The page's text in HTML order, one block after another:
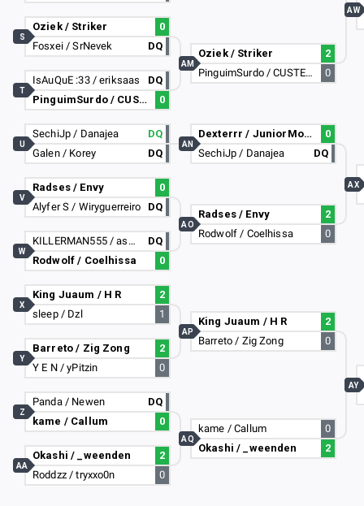
Oziek / Striker
0
Fosxei / SrNevek
DQ
S
IsAuQuE :33 / eriksaas
DQ
PinguimSurdo / CUSTELA
0
T
SechiJp / Danajea
DQ
Galen / Korey
DQ
U
Radses / Envy
0
Alyfer S / Wiryguerreiro
DQ
V
KILLERMAN555 / assassinscrack50
DQ
Rodwolf / Coelhissa
0
W
King Juaum / H R
2
sleep / Dzl
1
X
Barreto / Zig Zong
2
Y E N / yPitzin
0
Y
Panda / Newen
DQ
kame / Callum
0
Z
Okashi / _weenden
2
Roddzz / tryxxo0n
0
AA
Oziek / Striker
2
PinguimSurdo / CUSTELA
0
AM
Dexterrr / JuniorMoraes13
0
SechiJp / Danajea
DQ
AN
Radses / Envy
2
Rodwolf / Coelhissa
0
AO
King Juaum / H R
2
Barreto / Zig Zong
0
AP
kame / Callum
0
Okashi / _weenden
2
AQ
AW
AX
AY